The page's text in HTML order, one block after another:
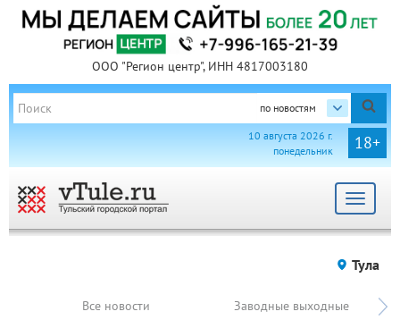
ООО "Регион центр", ИНН 4817003180
по новостям
18+
10 августа 2026 г.
понедельник
Toggle
Тула
Все новости Заводные выходные